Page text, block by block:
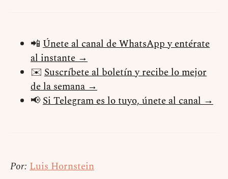
📲 Únete al canal de WhatsApp y entérate
al instante →
✉️ Suscríbete al boletín y recibe lo mejor
de la semana →
📢Si Telegram es lo tuyo, únete al canal →
Por: Luis Hornstein